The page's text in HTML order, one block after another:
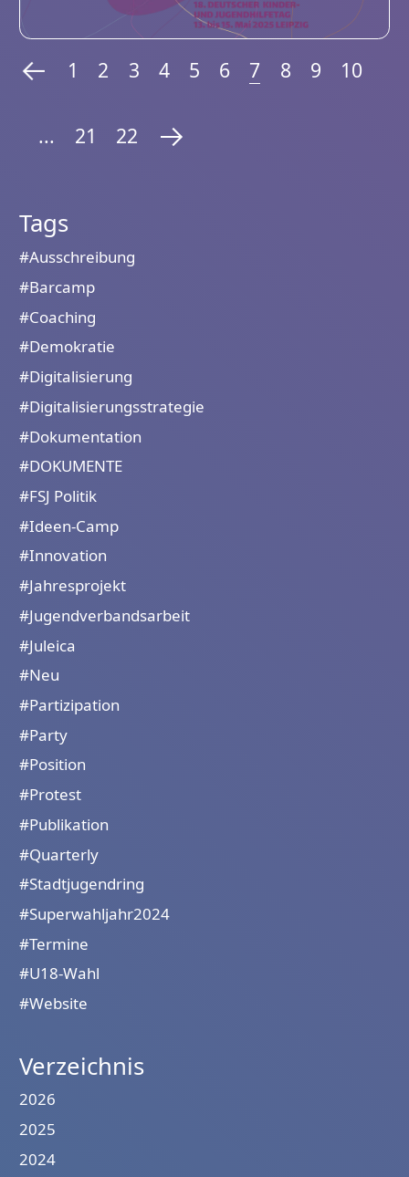
1 2 3 4 5 6 7 8 9 10
... 21 22
Tags
#Ausschreibung
#Barcamp
#Coaching
#Demokratie
#Digitalisierung
#Digitalisierungsstrategie
#Dokumentation
#DOKUMENTE
#FSJ Politik
#Ideen-Camp
#Innovation
#Jahresprojekt
#Jugendverbandsarbeit
#Juleica
#Neu
#Partizipation
#Party
#Position
#Protest
#Publikation
#Quarterly
#Stadtjugendring
#Superwahljahr2024
#Termine
#U18-Wahl
#Website
Verzeichnis
2026
2025
2024